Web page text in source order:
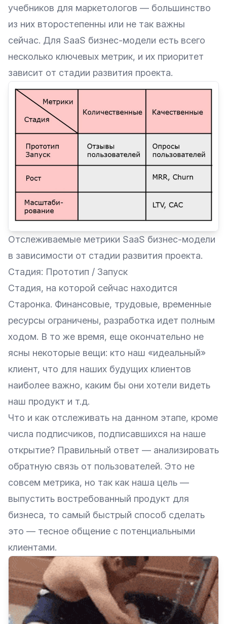
учебников для маркетологов — большинство
из них второстепенны или не так важны
сейчас. Для SaaS бизнес-модели есть всего
несколько ключевых метрик, и их приоритет
зависит от стадии развития проекта.
Отслеживаемые метрики SaaS бизнес-модели
в зависимости от стадии развития проекта.
Стадия: Прототип / Запуск
Стадия, на которой сейчас находится
Старонка. Финансовые, трудовые, временные
ресурсы ограничены, разработка идет полным
ходом. В то же время, еще окончательно не
ясны некоторые вещи: кто наш «идеальный»
клиент, что для наших будущих клиентов
наиболее важно, каким бы они хотели видеть
наш продукт и т.д.
Что и как отслеживать на данном этапе, кроме
числа подписчиков, подписавшихся на наше
открытие? Правильный ответ — анализировать
обратную связь от пользователей. Это не
совсем метрика, но так как наша цель —
выпустить востребованный продукт для
бизнеса, то самый быстрый способ сделать
это — тесное общение с потенциальными
клиентами.